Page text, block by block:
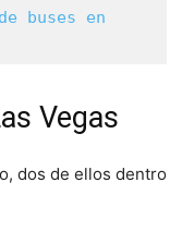
buses en
Vegas
dos de ellos dentro